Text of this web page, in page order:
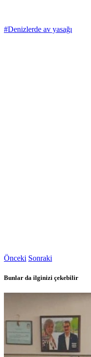
#Denizlerde av yasağı
Önceki Sonraki
Bunlar da ilginizi çekebilir